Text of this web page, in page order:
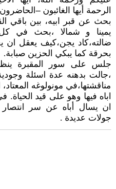
الرحمة أيها الغائبون
بحث عن قبر ابيه، بين باقي
يمينا و شمالا ،بحث في كل
ضالته،كاد يجن،كيف يعقل
بحرقة كما يبكي الحزين صبابة.
جلس على سور المقبرة ينظر
،جالت بدهنه عدة اسئلة
مناقشتها،في مونولوغه
اباه فيها وهو على قيد
ان يسال أباه عن سر انتصار
جولات عديدة .